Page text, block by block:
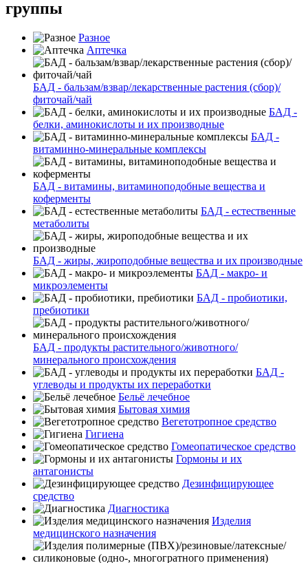
группы
Разное
Аптечка
БАД - бальзам/взвар/лекарственные растения (сбор)/
фиточай/чай
БАД -
белки, аминокислоты и их производные
БАД -
витаминно-минеральные комплексы
БАД - витамины, витаминоподобные вещества и
коферменты
БАД - естественные
метаболиты
БАД - жиры, жироподобные вещества и их производные
БАД - макро- и
микроэлементы
БАД - пробиотики,
пребиотики
БАД - продукты растительного/животного/
минерального происхождения
БАД -
углеводы и продукты их переработки
Бельё лечебное
Бытовая химия
Вегетотропное средство
Гигиена
Гомеопатическое средство
Гормоны и их
антагонисты
Дезинфицирующее
средство
Диагностика
Изделия
медицинского назначения